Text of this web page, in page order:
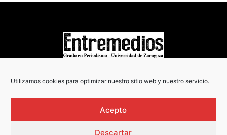
Utilizamos cookies para optimizar nuestro sitio web y nuestro servicio.
Acepto
Descartar